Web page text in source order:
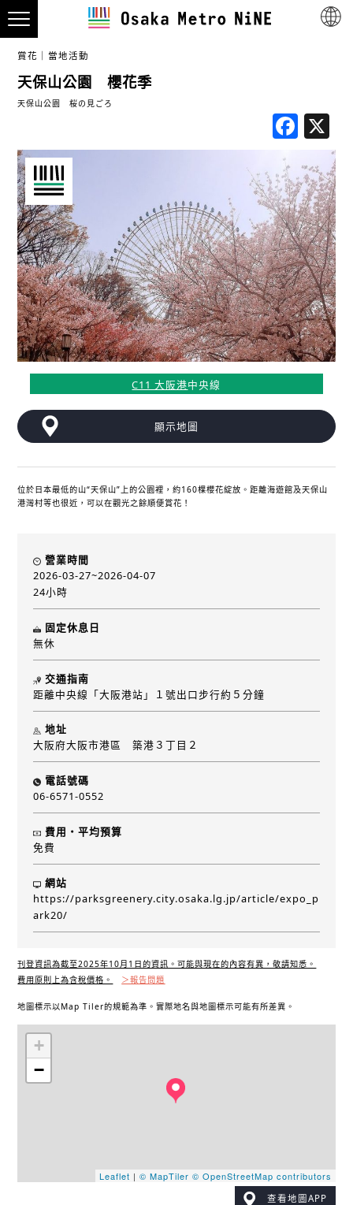
賞花 當地活動
天保山公園 櫻花季
天保山公園 桜の見ごろ
C11 大阪港中央線
顯示地圖
位於日本最低的山“天保山”上的公園裡，約160棵櫻花綻放。距離海遊館及天保山
港灣村等也很近，可以在觀光之餘順便賞花！
營業時間
2026-03-27~2026-04-07
24小時
固定休息日
無休
交通指南
距離中央線「大阪港站」１號出口步行約５分鐘
地址
大阪府大阪市港區 築港３丁目２
電話號碼
06-6571-0552
費用・平均預算
免費
網站
https://parksgreenery.city.osaka.lg.jp/article/expo_p
ark20/
刊登資訊為截至2025年10月1日的資訊。可能與現在的內容有異，敬請知悉。
費用原則上為含稅價格。
＞報告問題
地圖標示以Map Tiler的規範為準。實際地名與地圖標示可能有所差異。
+
−
Leaflet | © MapTiler © OpenStreetMap contributors
查看地圖APP